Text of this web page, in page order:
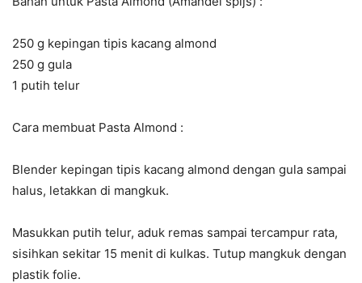
250 g kepingan tipis kacang almond
250 g gula
1 putih telur
Cara membuat Pasta Almond :
Blender kepingan tipis kacang almond dengan gula sampai
halus, letakkan di mangkuk.
Masukkan putih telur, aduk remas sampai tercampur rata,
sisihkan sekitar 15 menit di kulkas. Tutup mangkuk dengan
plastik folie.